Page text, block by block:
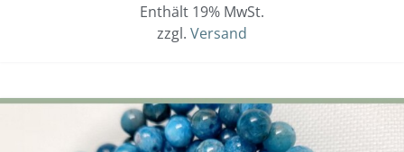
Enthält 19% MwSt.
zzgl. Versand